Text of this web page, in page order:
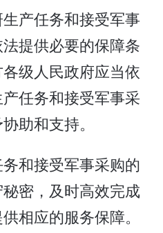
产任务和接受军事
提供必要的保障条
级人民政府应当依
任务和接受军事采
助和支持。
和接受军事采购的
密，及时高效完成
相应的服务保障。